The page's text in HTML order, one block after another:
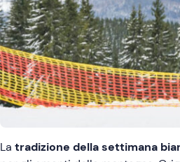
La tradizione della settimana